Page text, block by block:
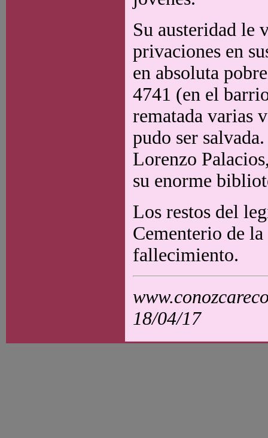
Su austeridad le
privaciones en
en absoluta
4741 (en el
rematada varias
pudo ser
Lorenzo
su enorme
Los restos del
Cementerio de
fallecimiento.
18/04/17